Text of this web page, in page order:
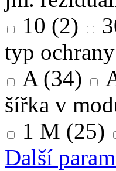
10 (2)
typ ochrany
A(34)
šířka v
1 M (25)
Další